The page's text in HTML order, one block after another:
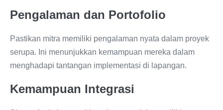
Pengalaman dan Portofolio
Pastikan mitra memiliki pengalaman nyata dalam proyek
serupa. Ini menunjukkan kemampuan mereka dalam
menghadapi tantangan implementasi di lapangan.
Kemampuan Integrasi